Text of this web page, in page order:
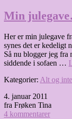
Min
Her er min julegave
synes det er kedeligt
Så nu blogger jeg
siddende i sofaen …
Kategorier: Alt og
4. januar 2011
fra Frøken Tina
4 kommentarer